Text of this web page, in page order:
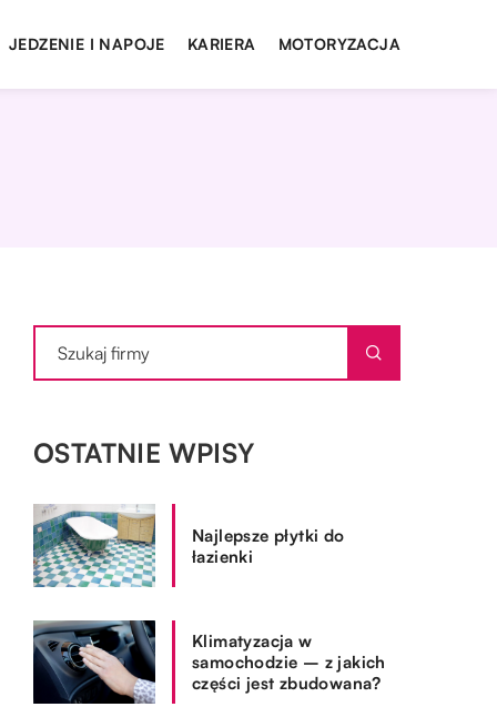
JEDZENIE I NAPOJE KARIERA MOTORYZACJA
OSTATNIE WPISY
Najlepsze płytki do
łazienki
Klimatyzacja w
samochodzie – z jakich
części jest zbudowana?